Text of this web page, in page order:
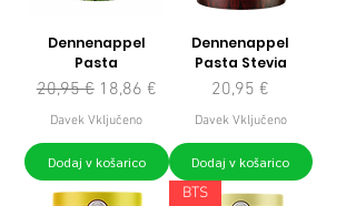
Dennenappel
Pasta
Redna cena
20,95 € Cena na razprodaji
18,86 €
Davek Vključeno
Dodaj v košarico
Dennenappel
Pasta Stevia
Cena
20,95 €
Davek Vključeno
Dodaj v košarico
BTS